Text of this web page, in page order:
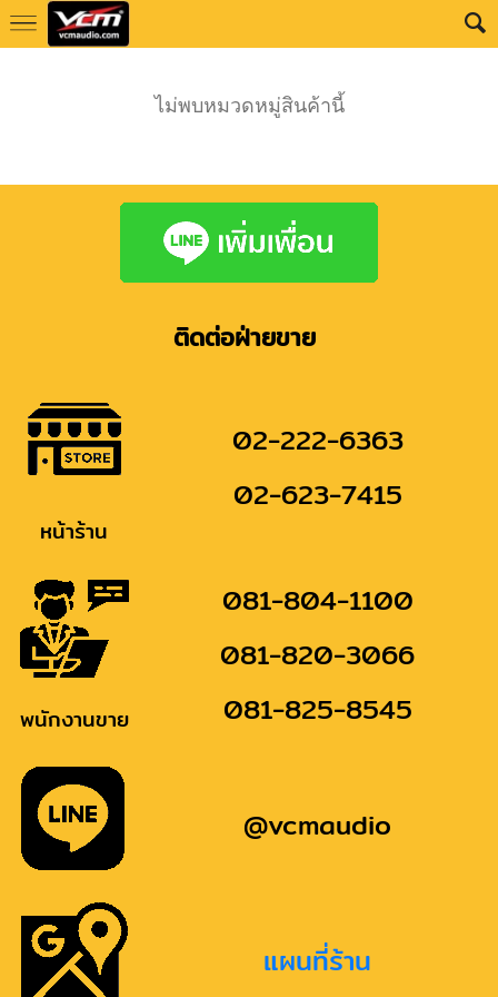
ไม่พบหมวดหมู่สินค้านี้
ติดต่อฝ่ายขาย
หน้าร้าน
02-222-6363
02-623-7415
พนักงานขาย
081-804-1100
081-820-3066
081-825-8545
@vcmaudio
แผนที่ร้าน